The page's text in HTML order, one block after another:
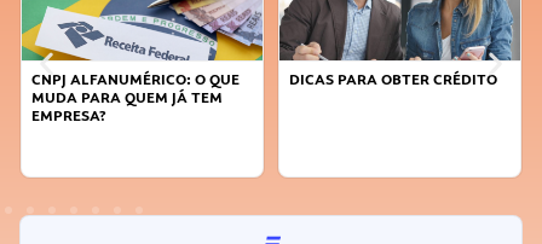
CNPJ ALFANUMÉRICO: O QUE
MUDA PARA QUEM JÁ TEM
EMPRESA?
DICAS PARA OBTER CRÉDITO